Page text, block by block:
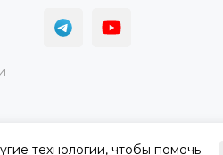
технологии, чтобы помочь